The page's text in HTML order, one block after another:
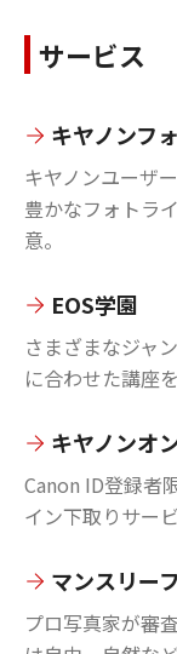
サービス
キヤノンフ
キヤノンユーザ
豊かなフォトラ
意。
EOS学園
さまざまなジャ
に合わせた講座
キヤノンオ
Canon ID登録者
イン下取りサー
マンスリー
プロ写真家が審